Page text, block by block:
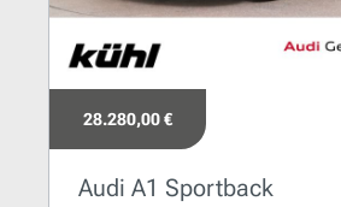
28.280,00 €
Audi A1 Sportback